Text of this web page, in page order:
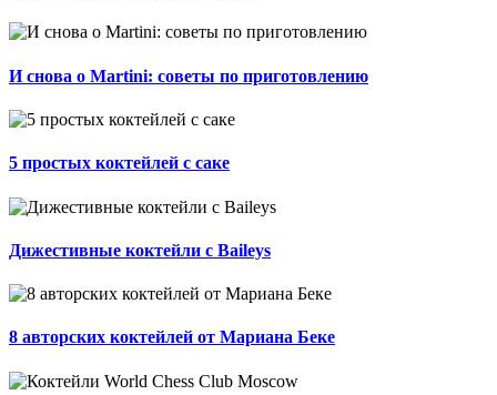
И снова о Martini: советы по приготовлению
5 простых коктейлей с саке
Дижестивные коктейли с Baileys
8 авторских коктейлей от Мариана Беке